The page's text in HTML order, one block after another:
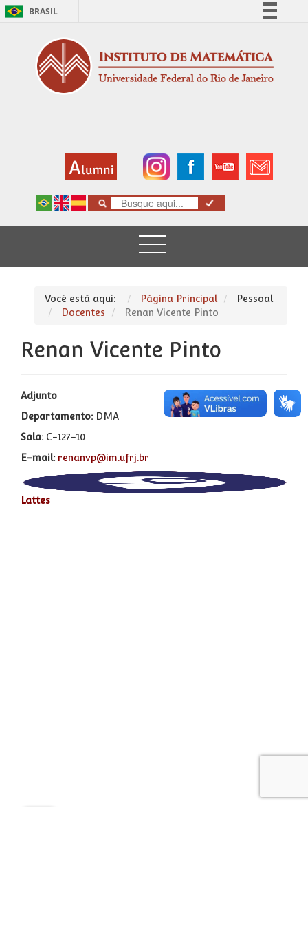
BRASIL
Comunica BR
Participe
Você está aqui: Página Principal
Pessoal
Docentes
Renan Vicente Pinto
Renan Vicente Pinto
Adjunto
Departamento: DMA
Sala: C-127-10
E-mail: renanvp@im.ufrj.br
Lattes